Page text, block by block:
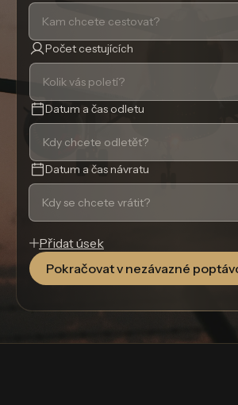
Počet cestujících
Datum a čas odletu
Datum a čas návratu
Pokračovat v nezávazné
Přidat úsek